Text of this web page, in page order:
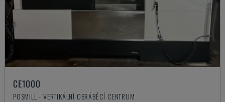
CE1000
POSMILL - VERTIKÁLNÍ OBRÁBĚCÍ CENTRUM